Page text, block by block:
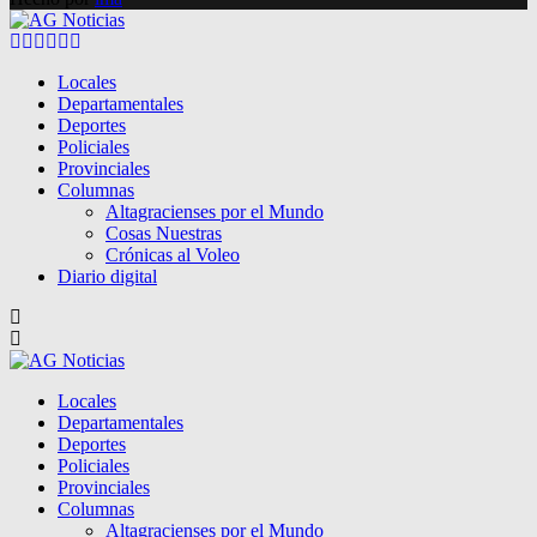
Facebook
Twitter
Instagram
Pinterest
Google
Locales
Departamentales
Deportes
Policiales
Provinciales
Columnas
Altagracienses por el Mundo
Cosas Nuestras
Crónicas al Voleo
Diario digital
Locales
Departamentales
Deportes
Policiales
Provinciales
Columnas
Altagracienses por el Mundo